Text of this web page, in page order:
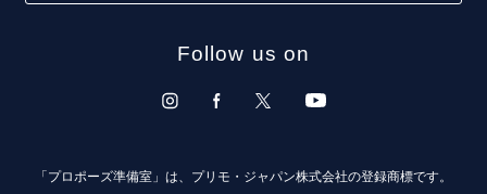
Follow us on
「プロポーズ準備室」は、プリモ・ジャパン株式会社の登録商標です。